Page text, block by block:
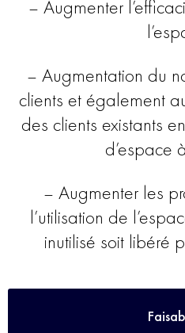
– Augmenter
– Augmentation du
clients et également
des clients existants
d’espace
– Augmenter les
l’utilisation de
inutilisé soit libéré